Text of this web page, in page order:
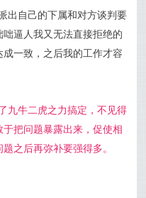
出自己的下属和对方谈判要
逼人我又无法直接拒绝的
一致，之后我的工作才容
九牛二虎之力搞定，不见得
把问题暴露出来，促使相
之后再弥补要强得多。